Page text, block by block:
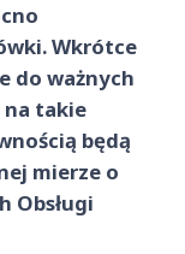
Wkrótce
do ważnych
na takie
będą
mierze o
Obsługi